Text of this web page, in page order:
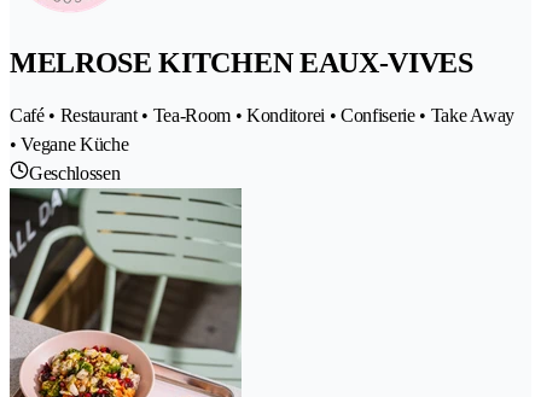
MELROSE KITCHEN EAUX-VIVES
Café • Restaurant • Tea-Room • Konditorei • Confiserie • Take Away
• Vegane Küche
Geschlossen